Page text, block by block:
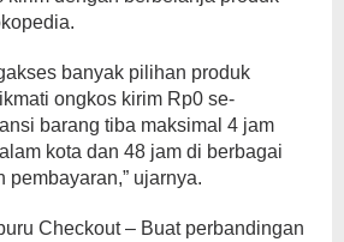
banyak pilihan produk
ongkos kirim Rp0 se-
barang tiba maksimal 4 jam
kota dan 48 jam di berbagai
pembayaran,” ujarnya.
Checkout – Buat perbandingan